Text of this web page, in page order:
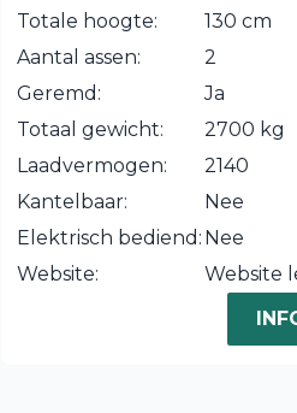
Totale hoogte:
130 cm
Aantal assen:
2
Geremd:
Ja
Totaal gewicht:
2700 kg
Laadvermogen:
2140
Kantelbaar:
Nee
Elektrisch bediend: Nee
Website:
Website